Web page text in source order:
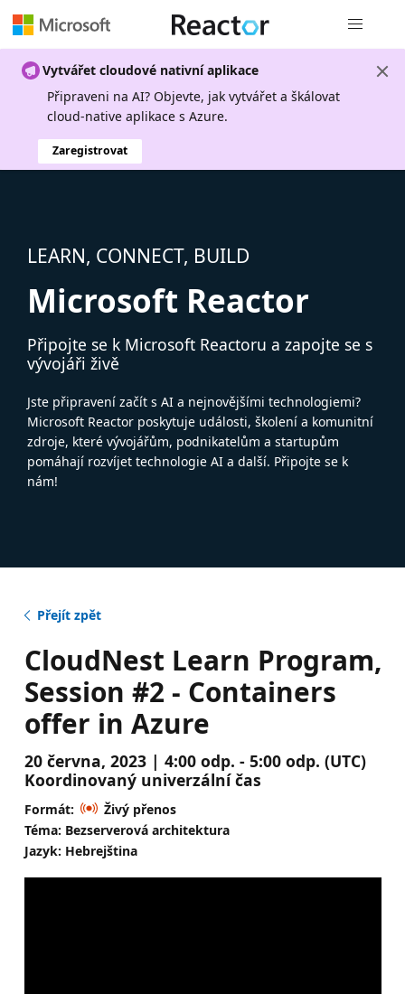
Vytvářet cloudové nativní aplikace
Připraveni na AI? Objevte, jak vytvářet a škálovat
cloud-native aplikace s Azure.
Zaregistrovat
LEARN, CONNECT, BUILD
Microsoft Reactor
Připojte se k Microsoft Reactoru a zapojte se s
vývojáři živě
Jste připravení začít s AI a nejnovějšími technologiemi?
Microsoft Reactor poskytuje události, školení a komunitní
zdroje, které vývojářům, podnikatelům a startupům
pomáhají rozvíjet technologie AI a další. Připojte se k
nám!
Přejít zpět
CloudNest Learn Program,
Session #2 - Containers
offer in Azure
20 června, 2023 | 4:00 odp. - 5:00 odp. (UTC)
Koordinovaný univerzální čas
Formát:
Živý přenos
Téma: Bezserverová architektura
Jazyk: Hebrejština